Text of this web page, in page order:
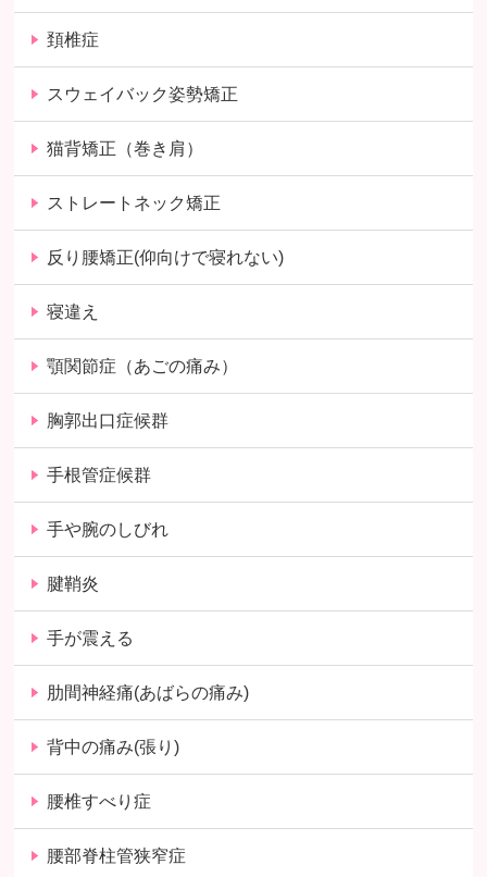
頚椎症
スウェイバック姿勢矯正
猫背矯正（巻き肩）
ストレートネック矯正
反り腰矯正(仰向けで寝れない)
寝違え
顎関節症（あごの痛み）
胸郭出口症候群
手根管症候群
手や腕のしびれ
腱鞘炎
手が震える
肋間神経痛(あばらの痛み)
背中の痛み(張り)
腰椎すべり症
腰部脊柱管狭窄症